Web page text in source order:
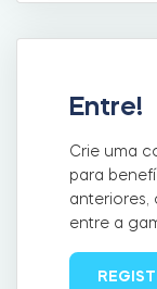
Tedee
Cilindros
Entre!
Crie uma
para
anteriores,
entre a